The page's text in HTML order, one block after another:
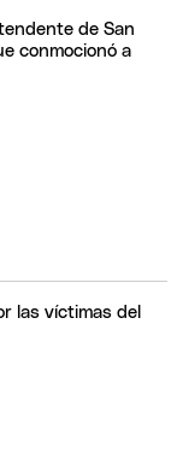
de San
conmocionó a
las víctimas del